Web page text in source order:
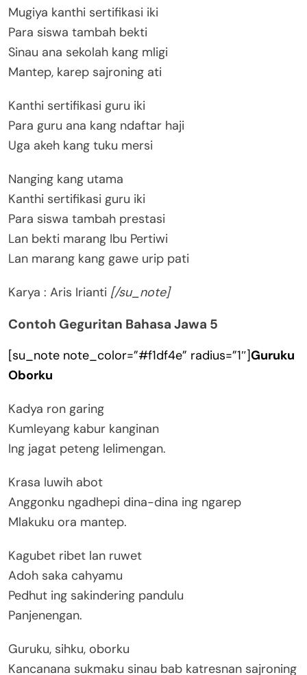
Mugiya kanthi sertifikasi iki
Para siswa tambah bekti
Sinau ana sekolah kang mligi
Mantep, karep sajroning ati
Kanthi sertifikasi guru iki
Para guru ana kang ndaftar haji
Uga akeh kang tuku mersi
Nanging kang utama
Kanthi sertifikasi guru iki
Para siswa tambah prestasi
Lan bekti marang Ibu Pertiwi
Lan marang kang gawe urip pati
Karya : Aris Irianti [/su_note]
Contoh Geguritan Bahasa Jawa 5
[su_note note_color=”#f1df4e” radius=”1″]Guruku
Oborku
Kadya ron garing
Kumleyang kabur kanginan
Ing jagat peteng lelimengan.
Krasa luwih abot
Anggonku ngadhepi dina-dina ing ngarep
Mlakuku ora mantep.
Kagubet ribet lan ruwet
Adoh saka cahyamu
Pedhut ing sakindering pandulu
Panjenengan.
Guruku, sihku, oborku
Kancanana sukmaku sinau bab katresnan sajroning